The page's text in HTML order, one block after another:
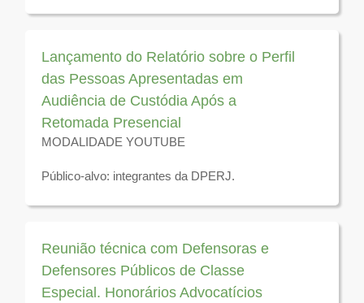
Disponível para visualização até 31 de dezembro de
Lançamento do Relatório sobre o Perfil
das Pessoas Apresentadas em
Audiência de Custódia Após a
Retomada Presencial
MODALIDADE YOUTUBE
Público-alvo: integrantes da DPERJ.
Disponível para visualização até 31 de dezembro de
Reunião técnica com Defensoras e
Defensores Públicos de Classe
Especial. Honorários Advocatícios